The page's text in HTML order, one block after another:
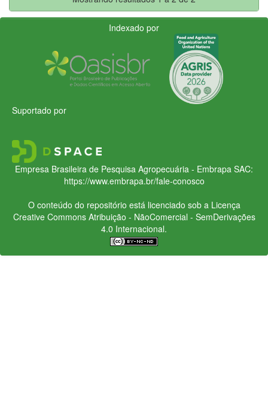
Indexado por
Suportado por
Empresa Brasileira de Pesquisa Agropecuária - Embrapa SAC:
https://www.embrapa.br/fale-conosco
O conteúdo do repositório está licenciado sob a Licença
Creative CommonsAtribuição - NãoComercial - SemDerivações
4.0 Internacional.